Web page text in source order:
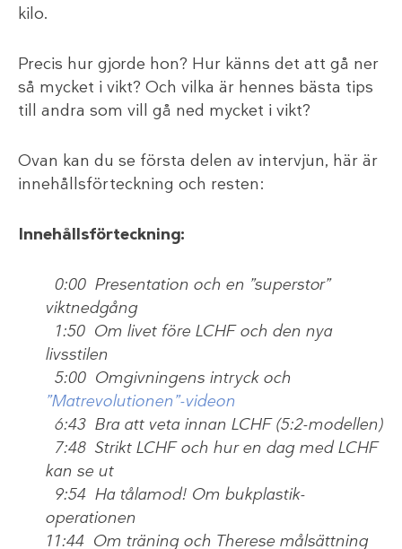
kilo.
Precis hur gjorde hon? Hur känns det att gå ner
så mycket i vikt? Och vilka är hennes bästa tips
till andra som vill gå ned mycket i vikt?
Ovan kan du se första delen av intervjun, här är
innehållsförteckning och resten:
Innehållsförteckning:
0:00 Presentation och en ”superstor”
viktnedgång
1:50 Om livet före LCHF och den nya
livsstilen
5:00 Omgivningens intryck och
”Matrevolutionen”-videon
6:43 Bra att veta innan LCHF (5:2-modellen)
7:48 Strikt LCHF och hur en dag med LCHF
kan se ut
9:54 Ha tålamod! Om bukplastik-
operationen
11:44 Om träning och Therese målsättning